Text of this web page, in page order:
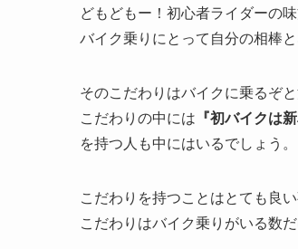
どもどもー！初心者ライダーの
バイク乗りにとって自分の相棒
そのこだわりはバイクに乗るぞ
こだわりの中には 『初バイクは
を持つ人も中にはいるでしょう。
こだわりを持つことはとても良
こだわりはバイク乗りがいる数